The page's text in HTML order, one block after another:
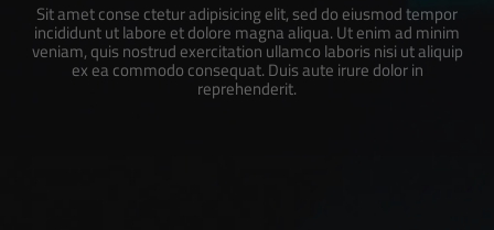
Sit amet conse ctetur adipisicing elit, sed do eiusmod tempor
incididunt ut labore et dolore magna aliqua. Ut enim ad minim
veniam, quis nostrud exercitation ullamco laboris nisi ut aliquip
ex ea commodo consequat. Duis aute irure dolor in
reprehenderit.